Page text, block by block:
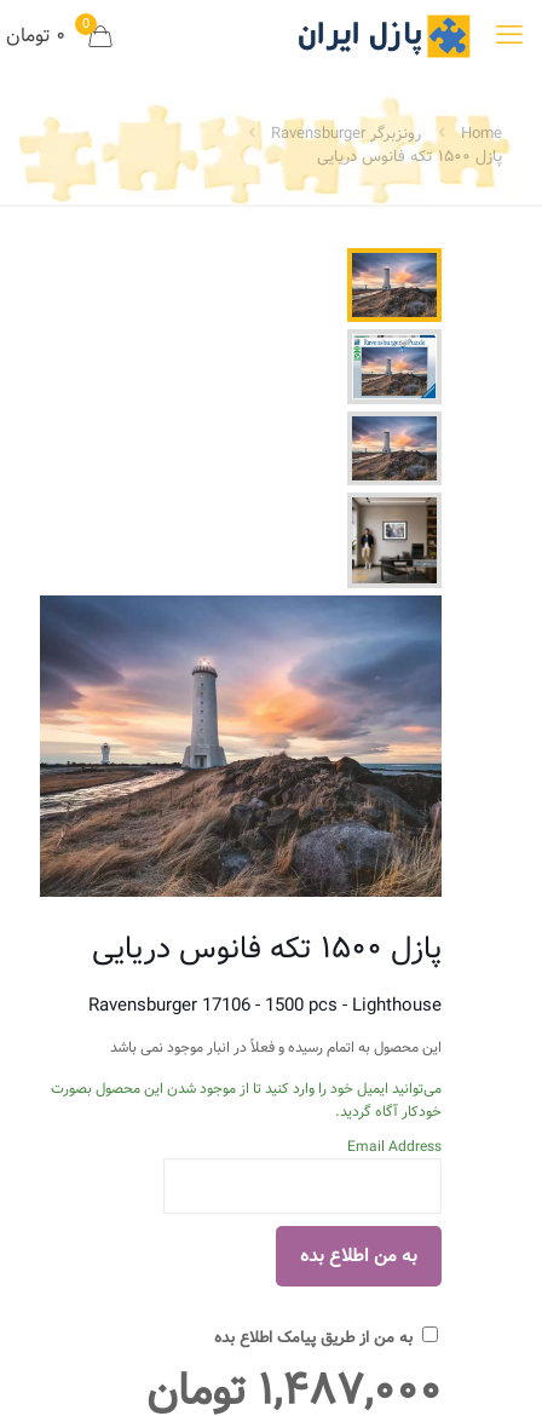
0 ۰ تومان
Home
رونزبرگر Ravensburger
پازل ۱۵۰۰ تکه فانوس دریایی
پازل ۱۵۰۰ تکه فانوس دریایی
Ravensburger 17106 - 1500 pcs - Lighthouse
این محصول به اتمام رسیده و فعلاً در انبار موجود نمی باشد
می‌توانید ایمیل خود را وارد کنید تا از موجود شدن این محصول بصورت
خودکار آگاه گردید.
Email Address
به من از طریق پیامک اطلاع بده
۱,۴۸۷,۰۰۰ تومان